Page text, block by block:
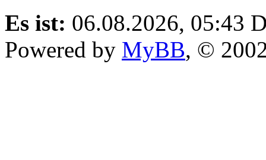
Es ist: 06.08.2026, 05:43
Powered by MyBB, ©